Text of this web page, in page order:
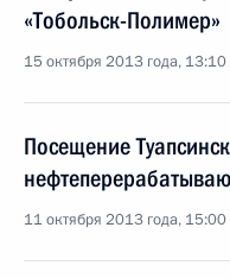
«Тобольск-Полимер»
15 октября 2013 года, 13:10
Посещение
11 октября 2013 года, 15:00